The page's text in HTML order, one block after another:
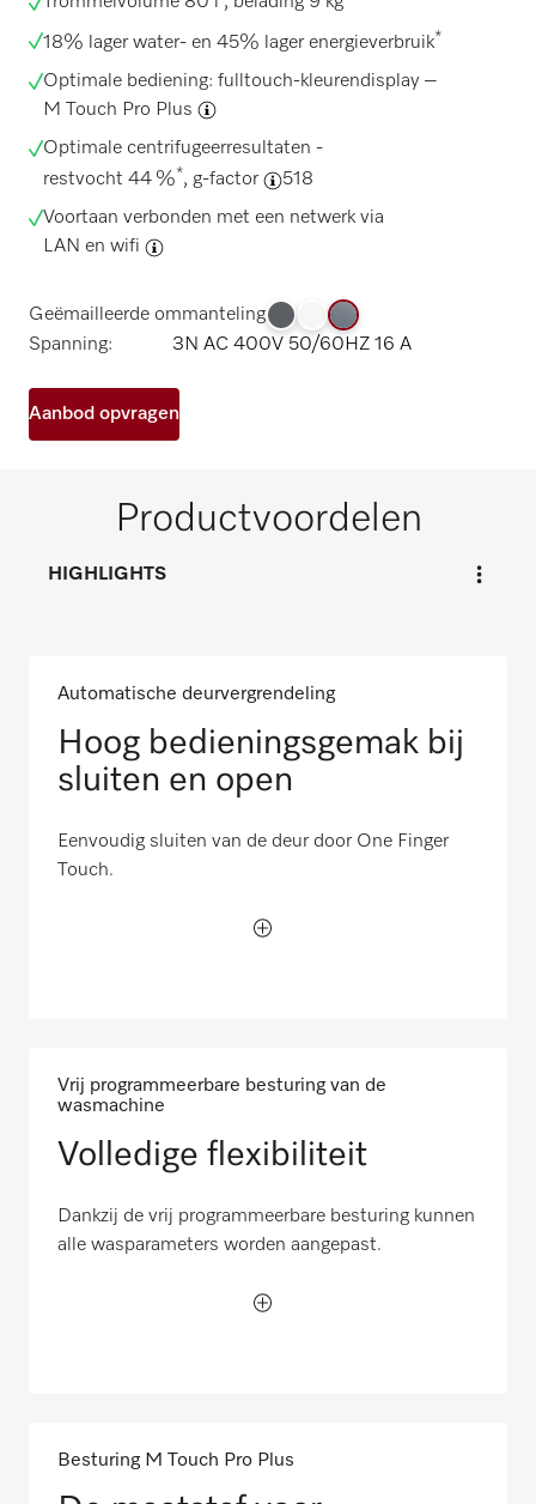
18% lager water- en 45% lager energieverbruik*
Optimale bediening: fulltouch-kleurendisplay –
M Touch Pro Plus
Optimale centrifugeerresultaten -
restvocht 44 %*, g-factor
518
Voortaan verbonden met een netwerk via
LAN en wifi
Geëmailleerde ommanteling
Spanning:
3N AC 400V 50/60HZ 16 A
Aanbod opvragen
Productvoordelen
HIGHLIGHTS
Automatische deurvergrendeling
Hoog bedieningsgemak bij
sluiten en open
Eenvoudig sluiten van de deur door One Finger
Touch.
Vrij programmeerbare besturing van de
wasmachine
Volledige flexibiliteit
Dankzij de vrij programmeerbare besturing kunnen
alle wasparameters worden aangepast.
Besturing M Touch Pro Plus